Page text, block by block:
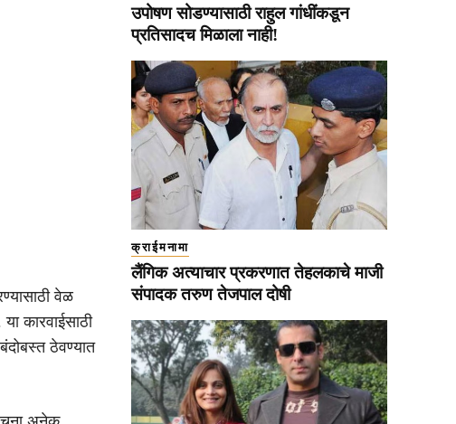
वेळ
कारवाईसाठी
ठेवण्यात
उपोषण सोडण्यासाठी राहुल गांधींकडून
प्रतिसादच मिळाला नाही!
क्राईमनामा
लैंगिक अत्याचार प्रकरणात तेहलकाचे माजी
संपादक तरुण तेजपाल दोषी